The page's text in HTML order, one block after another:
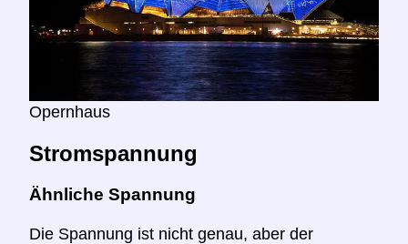
Opernhaus
Stromspannung
Ähnliche Spannung
Die Spannung ist nicht genau, aber der